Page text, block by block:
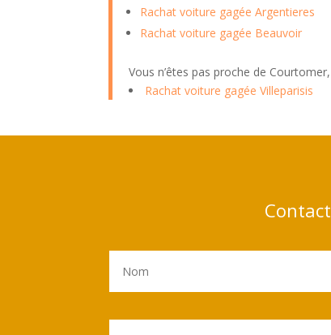
Rachat voiture gagée Argentieres
Rachat voiture gagée Beauvoir
Vous n’êtes pas proche de
Rachat voiture gagée Villeparisis